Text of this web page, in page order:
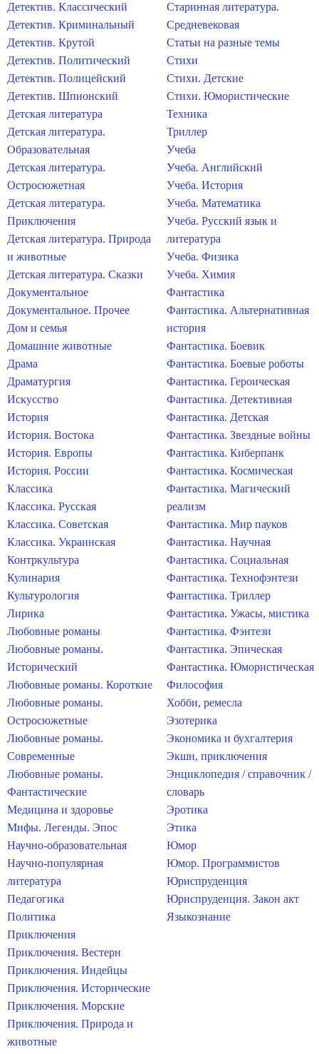
Детектив. Классический
Детектив. Криминальный
Детектив. Крутой
Детектив. Политический
Детектив. Полицейский
Детектив. Шпионский
Детская литература
Детская литература.
Образовательная
Детская литература.
Остросюжетная
Детская литература.
Приключения
Детская литература. Природа
и животные
Детская литература. Сказки
Документальное
Документальное. Прочее
Дом и семья
Домашние животные
Драма
Драматургия
Искусство
История
История. Востока
История. Европы
История. России
Классика
Классика. Русская
Классика. Советская
Классика. Украинская
Контркультура
Кулинария
Культурология
Лирика
Любовные романы
Любовные романы.
Исторический
Любовные романы. Короткие
Любовные романы.
Остросюжетные
Любовные романы.
Современные
Любовные романы.
Фантастические
Медицина и здоровье
Мифы. Легенды. Эпос
Научно-образовательная
Научно-популярная
литература
Педагогика
Политика
Приключения
Приключения. Вестерн
Приключения. Индейцы
Приключения. Исторические
Приключения. Морские
Приключения. Природа и
животные
Старинная литература.
Средневековая
Статьи на разные темы
Стихи
Стихи. Детские
Стихи. Юмористические
Техника
Триллер
Учеба
Учеба. Английский
Учеба. История
Учеба. Математика
Учеба. Русский язык и
литература
Учеба. Физика
Учеба. Химия
Фантастика
Фантастика. Альтернативная
история
Фантастика. Боевик
Фантастика. Боевые роботы
Фантастика. Героическая
Фантастика. Детективная
Фантастика. Детская
Фантастика. Звездные войны
Фантастика. Киберпанк
Фантастика. Космическая
Фантастика. Магический
реализм
Фантастика. Мир пауков
Фантастика. Научная
Фантастика. Социальная
Фантастика. Технофэнтези
Фантастика. Триллер
Фантастика. Ужасы, мистика
Фантастика. Фэнтези
Фантастика. Эпическая
Фантастика. Юмористическая
Философия
Хобби, ремесла
Эзотерика
Экономика и бухгалтерия
Экшн, приключения
Энциклопедия / справочник /
словарь
Эротика
Этика
Юмор
Юмор. Программистов
Юриспруденция
Юриспруденция. Закон акт
Языкознание